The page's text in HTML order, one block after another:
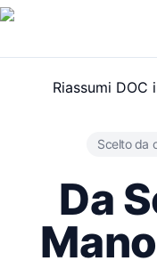
Riassumi DOC
Scelto da
Da